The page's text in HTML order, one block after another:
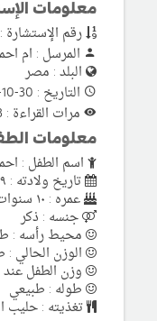
معلومات
رقم الإستشارة :
المرسل : ام
البلد : مصر
التاريخ : 30-10-2022
مرات القراءة : 1913
معلومات
اسم الطفل :
تاريخ ولادته : ٢٠٠٩
عمره : ١٠ سنوات
جنسه : ذكر
محيط رأسه :
الوزن الحالي
وزن الطفل عند
طوله : طبيعي
تغذيته : حليب